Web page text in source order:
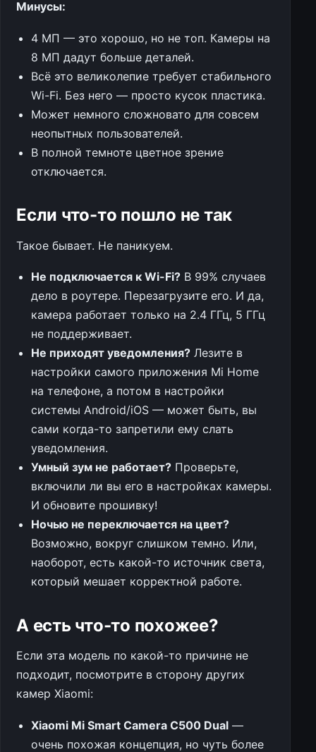
Минусы:
4 МП — это хорошо, но не топ. Камеры на
8 МП дадут больше деталей.
Всё это великолепие требует стабильного
Wi-Fi. Без него — просто кусок пластика.
Может немного сложновато для совсем
неопытных пользователей.
В полной темноте цветное зрение
отключается.
Если что-то пошло не так
Такое бывает. Не паникуем.
Не подключается к Wi-Fi?В 99% случаев
дело в роутере. Перезагрузите его. И да,
камера работает только на 2.4 ГГц, 5 ГГц
не поддерживает.
Не приходят уведомления?Лезите в
настройки самого приложения Mi Home
на телефоне, а потом в настройки
системы Android/iOS — может быть, вы
сами когда-то запретили ему слать
уведомления.
Умный зум не работает?Проверьте,
включили ли вы его в настройках камеры.
И обновите прошивку!
Ночью не переключается на цвет?
Возможно, вокруг слишком темно. Или,
наоборот, есть какой-то источник света,
который мешает корректной работе.
А есть что-то похожее?
Если эта модель по какой-то причине не
подходит, посмотрите в сторону других
камер Xiaomi:
Xiaomi Mi Smart Camera C500 Dual—
очень похожая концепция, но чуть более